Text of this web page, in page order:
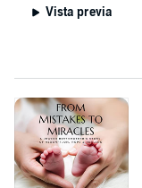
Vista previa